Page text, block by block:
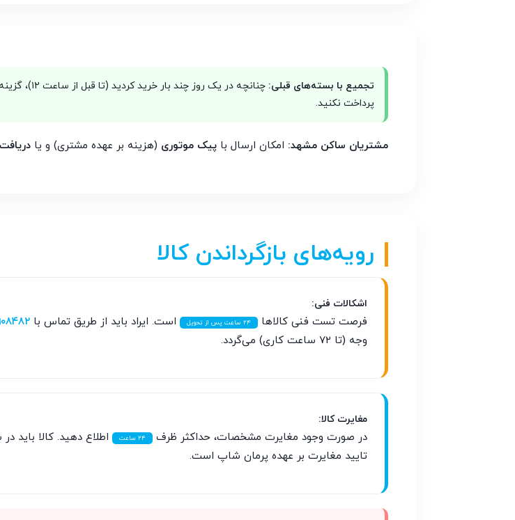
تجمیع با بسته‌های قبلی:
چنانچه در
پرداخت نکنید.
مشتریان ساکن مشهد: امکان ارسال با پیک موتوری (هزینه بر عهده مشتری) و یا
رویه‌های بازگرداندن کالا
اشکالات فنی:
فرصت تست فنی کالاها ۲۴ ساعت پس از تحویل است. ایراد باید از طریق تماس با
وجه (تا ۷۲ ساعت کاری) می‌گردد.
مغایرت کالا:
در صورت وجود مغایرت مشخصات، حداکثر ظرف ۲۴ ساعت
اطلاع دهید. کالا باید
تایید مغایرت بر عهده پرمان شاپ است.